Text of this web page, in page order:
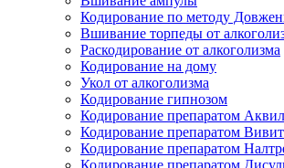
Кодирование по методу
Вшивание торпеды от
Раскодирование от алкоголизма
Кодирование на дому
Укол от алкоголизма
Кодирование гипнозом
Кодирование препаратом
Кодирование препаратом
Кодирование препаратом
Кодирование препаратом